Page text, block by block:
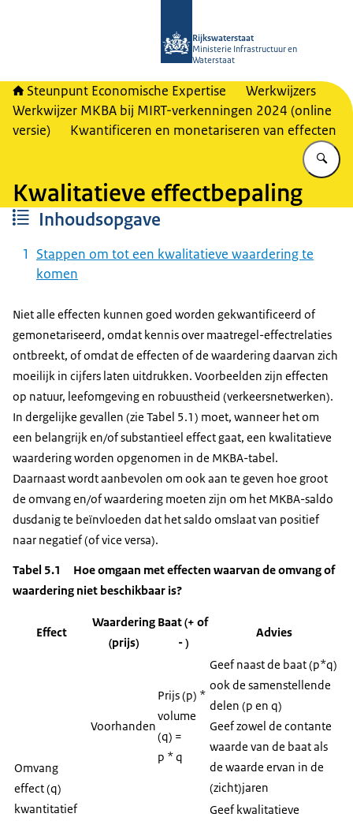
Rijkswaterstaat
Ministerie Infrastructuur en
Waterstaat
Steunpunt Economische Expertise
Werkwijzers
Werkwijzer MKBA bij MIRT-verkenningen 2024 (online
versie)
Kwantificeren en monetariseren van effecten
Kwalitatieve effectbepaling
Inhoudsopgave
Stappen om tot een kwalitatieve waardering te
komen
Niet alle effecten kunnen goed worden gekwantificeerd of
gemonetariseerd, omdat kennis over maatregel-effectrelaties
ontbreekt, of omdat de effecten of de waardering daarvan zich
moeilijk in cijfers laten uitdrukken. Voorbeelden zijn effecten
op natuur, leefomgeving en robuustheid (verkeersnetwerken).
In dergelijke gevallen (zie Tabel 5.1) moet, wanneer het om
een belangrijk en/of substantieel effect gaat, een kwalitatieve
waardering worden opgenomen in de MKBA-tabel.
Daarnaast wordt aanbevolen om ook aan te geven hoe groot
de omvang en/of waardering moeten zijn om het MKBA-saldo
dusdanig te beïnvloeden dat het saldo omslaat van positief
naar negatief (of vice versa).
Tabel 5.1 Hoe omgaan met effecten waarvan de omvang of
waardering niet beschikbaar is?
Effect
Waardering
(prijs)
Baat (+ of
- )
Advies
Omvang
effect (q)
kwantitatief
Voorhanden
Prijs (p) *
volume
(q) =
p * q
Geef naast de baat (p*q)
ook de samenstellende
delen (p en q)
Geef zowel de contante
waarde van de baat als
de waarde ervan in de
(zicht)jaren
Geef kwalitatieve